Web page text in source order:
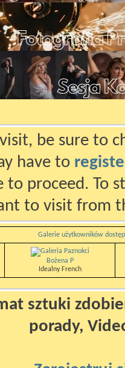
be sure to
have to
to proceed. To
to visit from
Galerie użytkowników
Bożena P
Idealny French
sztuki
porady,